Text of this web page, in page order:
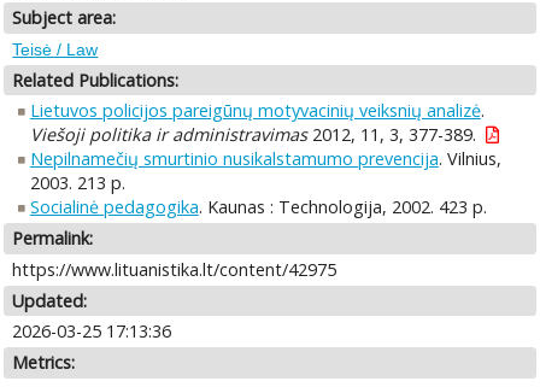
Subject area:
Teisė / Law
Related Publications:
Lietuvos policijos pareigūnų motyvacinių veiksnių analizė.
Viešoji politika ir administravimas2012, 11, 3, 377-389.
Nepilnamečių smurtinio nusikalstamumo prevencija. Vilnius,
2003. 213 p.
Socialinė pedagogika. Kaunas : Technologija, 2002. 423 p.
Permalink:
https://www.lituanistika.lt/content/42975
Updated:
2026-03-25 17:13:36
Metrics: